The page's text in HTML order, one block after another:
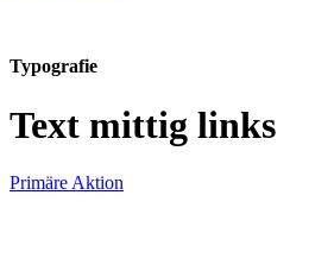
Typografie
Text mittig links
Primäre Aktion